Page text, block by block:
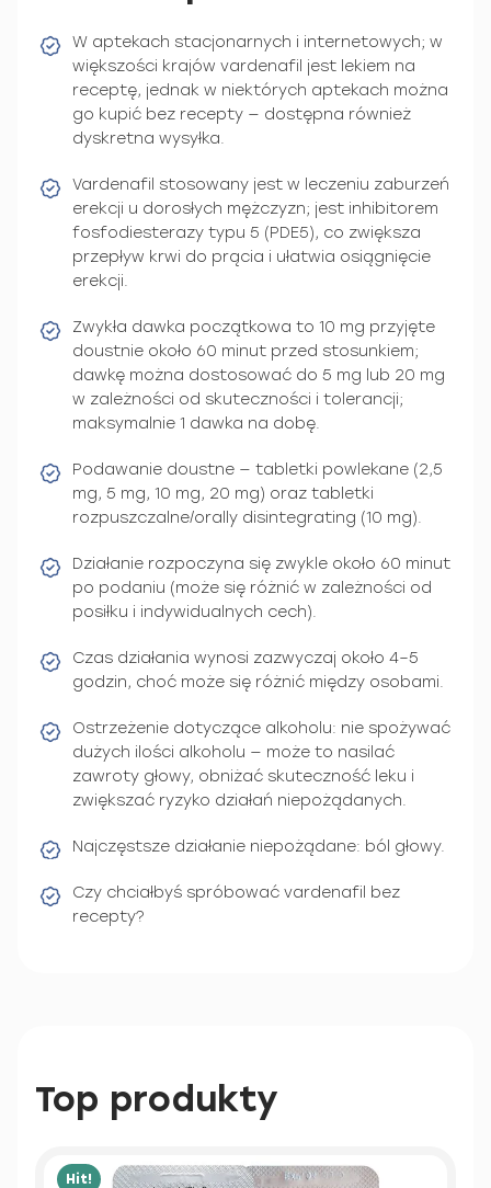
W aptekach stacjonarnych i internetowych; w
większości krajów vardenafil jest lekiem na
receptę, jednak w niektórych aptekach można
go kupić bez recepty — dostępna również
dyskretna wysyłka.
Vardenafil stosowany jest w leczeniu zaburzeń
erekcji u dorosłych mężczyzn; jest inhibitorem
fosfodiesterazy typu 5 (PDE5), co zwiększa
przepływ krwi do prącia i ułatwia osiągnięcie
erekcji.
Zwykła dawka początkowa to 10 mg przyjęte
doustnie około 60 minut przed stosunkiem;
dawkę można dostosować do 5 mg lub 20 mg
w zależności od skuteczności i tolerancji;
maksymalnie 1 dawka na dobę.
Podawanie doustne — tabletki powlekane (2,5
mg, 5 mg, 10 mg, 20 mg) oraz tabletki
rozpuszczalne/orally disintegrating (10 mg).
Działanie rozpoczyna się zwykle około 60 minut
po podaniu (może się różnić w zależności od
posiłku i indywidualnych cech).
Czas działania wynosi zazwyczaj około 4–5
godzin, choć może się różnić między osobami.
Ostrzeżenie dotyczące alkoholu: nie spożywać
dużych ilości alkoholu — może to nasilać
zawroty głowy, obniżać skuteczność leku i
zwiększać ryzyko działań niepożądanych.
Najczęstsze działanie niepożądane: ból głowy.
Czy chciałbyś spróbować vardenafil bez
recepty?
Top produkty
Hit!